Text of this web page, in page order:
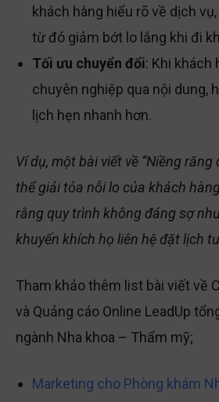
khách hàng hiểu rõ về dịch
từ đó giảm bớt lo lắng khi đi
Tối ưu chuyển đổi: Khi khách
chuyên nghiệp qua nội dung,
lịch hẹn nhanh hơn.
Ví dụ, một bài viết về “Niềng răng
thể giải tỏa nỗi lo của khách
rằng quy trình không đáng sợ
khuyến khích họ liên hệ đặt lịch
Tham khảo thêm list bài viết về
và Quảng cáo Online LeadUp
ngành Nha khoa – Thẩm mỹ;
Marketing cho Phòng khám